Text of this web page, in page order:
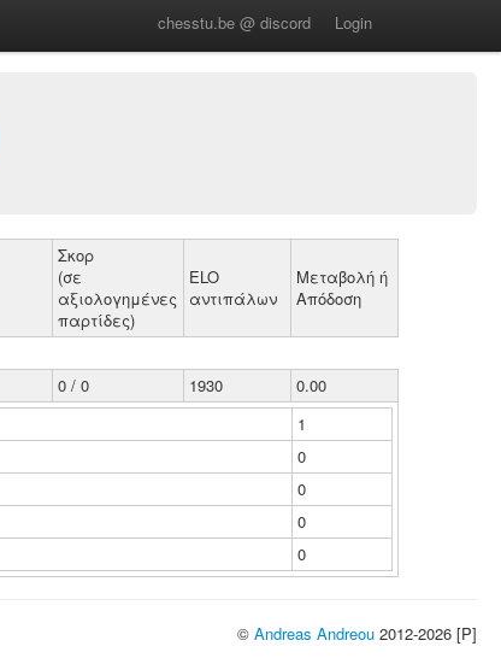
chesstu.be @ discord Login
Σκορ
(σε
αξιολογημένες
παρτίδες)
ELO
αντιπάλων
Μεταβολή ή
Απόδοση
0 / 0 1930
0.00
1
0
0
0
0
© Andreas Andreou 2012-2026 [P]